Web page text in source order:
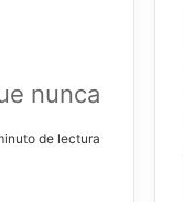
nunca
de lectura